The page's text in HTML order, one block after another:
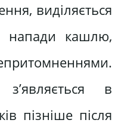
виділяється
напади кашлю,
в
пізніше після